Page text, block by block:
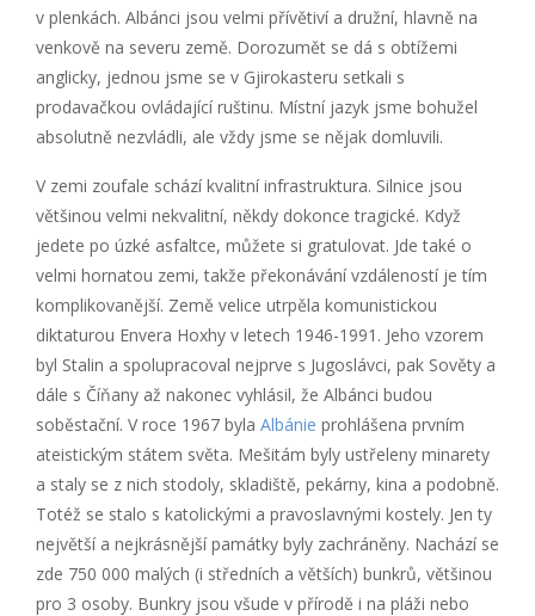
v plenkách. Albánci jsou velmi přívětiví a družní, hlavně na
venkově na severu země. Dorozumět se dá s obtížemi
anglicky, jednou jsme se v Gjirokasteru setkali s
prodavačkou ovládající ruštinu. Místní jazyk jsme bohužel
absolutně nezvládli, ale vždy jsme se nějak domluvili.
V zemi zoufale schází kvalitní infrastruktura. Silnice jsou
většinou velmi nekvalitní, někdy dokonce tragické. Když
jedete po úzké asfaltce, můžete si gratulovat. Jde také o
velmi hornatou zemi, takže překonávání vzdáleností je tím
komplikovanější. Země velice utrpěla komunistickou
diktaturou Envera Hoxhy v letech 1946-1991. Jeho vzorem
byl Stalin a spolupracoval nejprve s Jugoslávci, pak Sověty a
dále s Číňany až nakonec vyhlásil, že Albánci budou
soběstační. V roce 1967 byla Albánie prohlášena prvním
ateistickým státem světa. Mešitám byly ustřeleny minarety
a staly se z nich stodoly, skladiště, pekárny, kina a podobně.
Totéž se stalo s katolickými a pravoslavnými kostely. Jen ty
největší a nejkrásnější památky byly zachráněny. Nachází se
zde 750 000 malých (i středních a větších) bunkrů, většinou
pro 3 osoby. Bunkry jsou všude v přírodě i na pláži nebo